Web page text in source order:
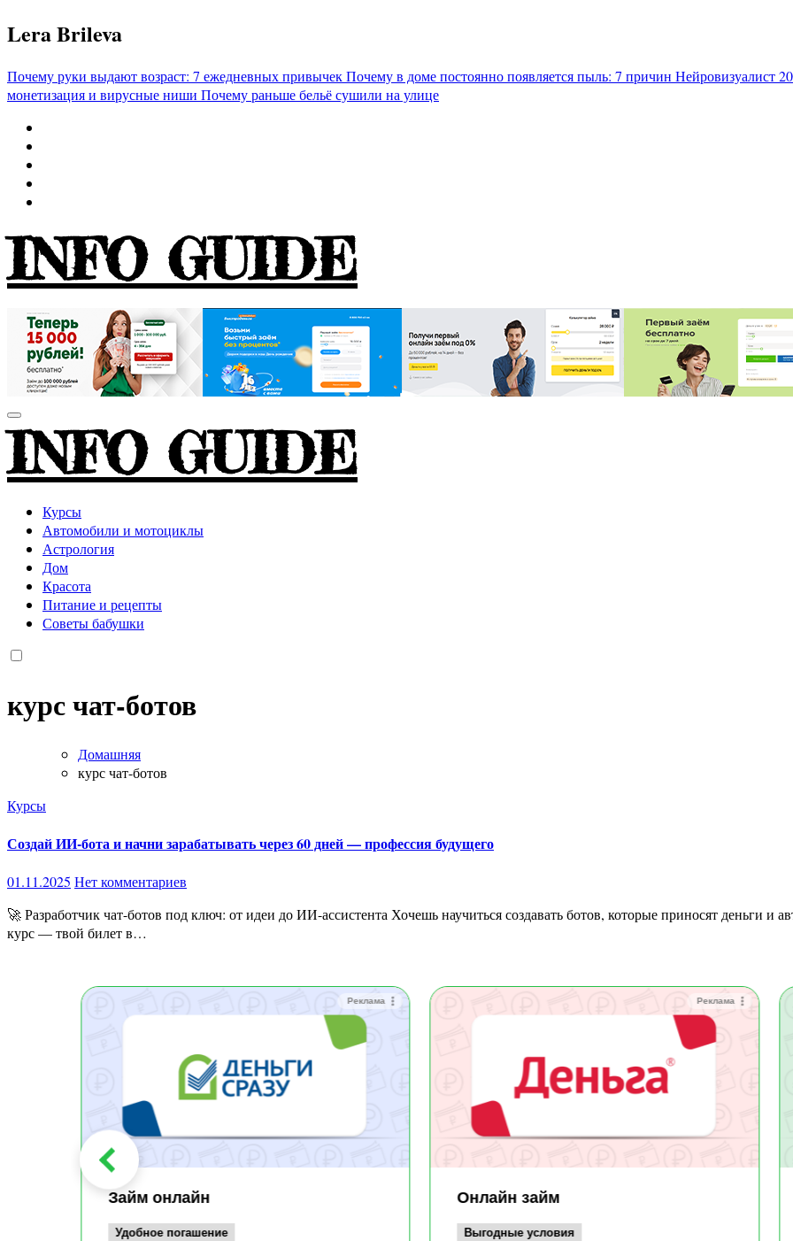
Перейти
к
Lera Brileva
Почему руки выдают возраст: 7 ежедневных привычекПочему в доме постоянно появляется пыль: 7 причин Нейровизуалист
монетизация и вирусные ниши Почему раньше бельё сушили на улице
INFO GUIDE
INFO GUIDE
Курсы
Автомобили и мотоциклы
Астрология
Дом
Красота
Питание и рецепты
Советы бабушки
курс чат-ботов
Домашняя
курс чат-ботов
Курсы
Создай ИИ-бота и начни зарабатывать через 60 дней — профессия будущего
01.11.2025 Нет комментариев
🚀 Разработчик чат-ботов под ключ: от идеи до ИИ-ассистента Хочешь научиться создавать ботов, которые приносят деньги и автоматизируют всё подряд — от продаж до поддержки?Этот
курс — твой билет в…
Реклама
Займ онлайн
Удобное погашение
Реклама
Онлайн займ
Выгодные условия